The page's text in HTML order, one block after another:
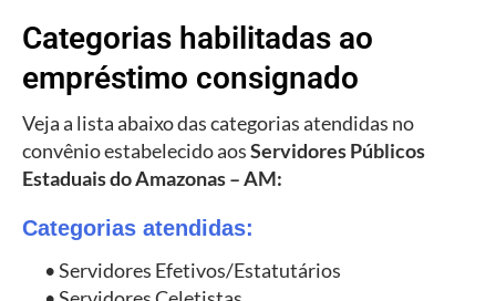
Categorias habilitadas ao
empréstimo consignado
Veja a lista abaixo das categorias atendidas no
convênio estabelecido aosServidores Públicos
Estaduais doAmazonas – AM:
Categorias atendidas:
• Servidores Efetivos/Estatutários